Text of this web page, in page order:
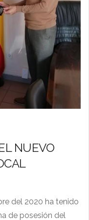
NUEVO
del 2020 ha tenido
de posesión del